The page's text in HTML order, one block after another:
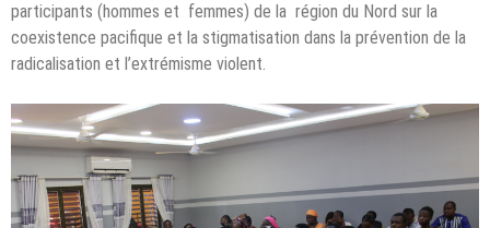
participants (hommes et femmes) de la région du Nord sur la
coexistence pacifique et la stigmatisation dans la prévention de la
radicalisation et l’extrémisme violent.